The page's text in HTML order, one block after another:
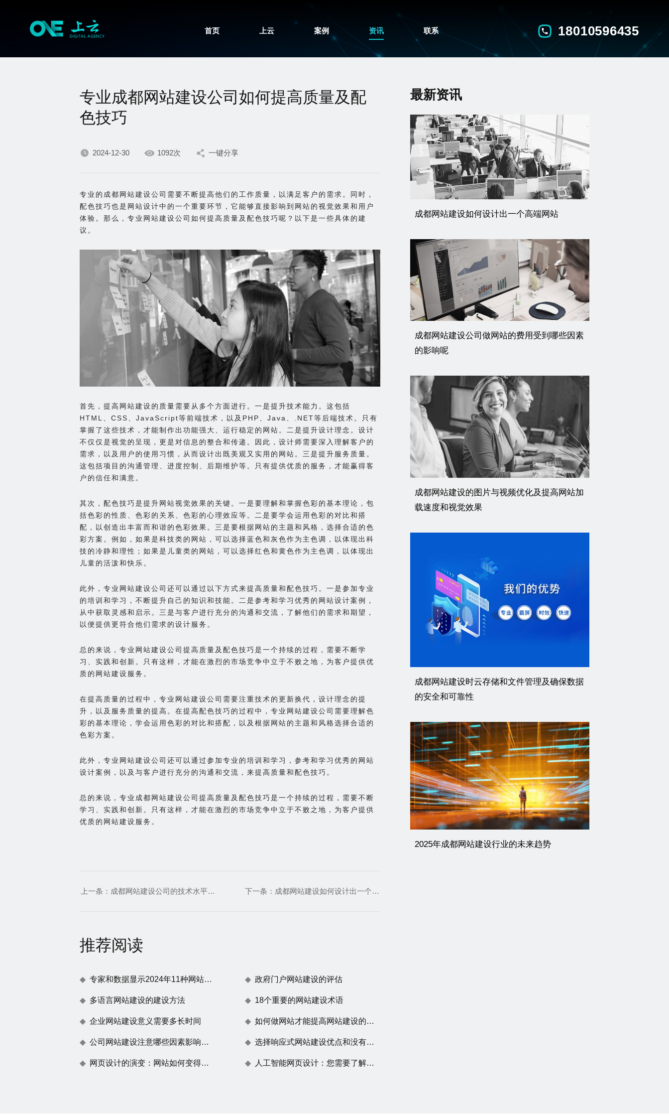
首页 上云 案例 资讯 联系 18010596435
专业成都网站建设公司如何提高质量及配
色技巧
2024-12-30 1092次 一键分享
专业的成都网站建设公司需要不断提高他们的工作质量，以满足客户的需求。同时，
配色技巧也是网站设计中的一个重要环节，它能够直接影响到网站的视觉效果和用户
体验。那么，专业网站建设公司如何提高质量及配色技巧呢？以下是一些具体的建
议。
首先，提高网站建设的质量需要从多个方面进行。一是提升技术能力。这包括
HTML、CSS、JavaScript等前端技术，以及PHP、Java、.NET等后端技术。只有
掌握了这些技术，才能制作出功能强大、运行稳定的网站。二是提升设计理念。设计
不仅仅是视觉的呈现，更是对信息的整合和传递。因此，设计师需要深入理解客户的
需求，以及用户的使用习惯，从而设计出既美观又实用的网站。三是提升服务质量。
这包括项目的沟通管理、进度控制、后期维护等。只有提供优质的服务，才能赢得客
户的信任和满意。
其次，配色技巧是提升网站视觉效果的关键。一是要理解和掌握色彩的基本理论，包
括色彩的性质、色彩的关系、色彩的心理效应等。二是要学会运用色彩的对比和搭
配，以创造出丰富而和谐的色彩效果。三是要根据网站的主题和风格，选择合适的色
彩方案。例如，如果是科技类的网站，可以选择蓝色和灰色作为主色调，以体现出科
技的冷静和理性；如果是儿童类的网站，可以选择红色和黄色作为主色调，以体现出
儿童的活泼和快乐。
此外，专业网站建设公司还可以通过以下方式来提高质量和配色技巧。一是参加专业
的培训和学习，不断提升自己的知识和技能。二是参考和学习优秀的网站设计案例，
从中获取灵感和启示。三是与客户进行充分的沟通和交流，了解他们的需求和期望，
以便提供更符合他们需求的设计服务。
总的来说，专业网站建设公司提高质量及配色技巧是一个持续的过程，需要不断学
习、实践和创新。只有这样，才能在激烈的市场竞争中立于不败之地，为客户提供优
质的网站建设服务。
在提高质量的过程中，专业网站建设公司需要注重技术的更新换代，设计理念的提
升，以及服务质量的提高。在提高配色技巧的过程中，专业网站建设公司需要理解色
彩的基本理论，学会运用色彩的对比和搭配，以及根据网站的主题和风格选择合适的
色彩方案。
此外，专业网站建设公司还可以通过参加专业的培训和学习，参考和学习优秀的网站
设计案例，以及与客户进行充分的沟通和交流，来提高质量和配色技巧。
总的来说，专业成都网站建设公司提高质量及配色技巧是一个持续的过程，需要不断
学习、实践和创新。只有这样，才能在激烈的市场竞争中立于不败之地，为客户提供
优质的网站建设服务。
上一条： 成都网站建设公司的技术水平怎么来评价 下一条： 成都网站建设如何设计出一个高端网站
推荐阅读
专家和数据显示2024年11种网站建设趋势 政府门户网站建设的评估
多语言网站建设的建设方法 18个重要的网站建设术语
企业网站建设意义需要多长时间 如何做网站才能提高网站建设的用户体验度
公司网站建设注意哪些因素影响百度蜘蛛抓取 选择响应式网站建设优点和没有任何效果原因
网页设计的演变：网站如何变得不仅仅是一张漂亮的脸蛋 人工智能网页设计：您需要了解的一切
最新资讯
成都网站建设如何设计出一个高端网站
成都网站建设公司做网站的费用受到哪些因素
的影响呢
成都网站建设的图片与视频优化及提高网站加
载速度和视觉效果
成都网站建设时云存储和文件管理及确保数据
的安全和可靠性
2025年成都网站建设行业的未来趋势